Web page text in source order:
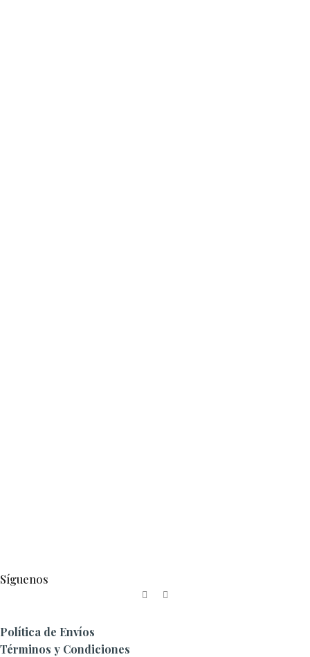
Síguenos
Política de Envíos
Términos y Condiciones